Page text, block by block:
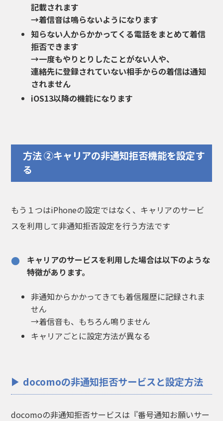
記載されます
→着信音は鳴らないようになります
知らない人からかかってくる電話をまとめて着信
拒否できます
→一度もやりとりしたことがない人や、
連絡先に登録されていない相手からの着信は通知
されません
iOS13以降の機能になります
方法 ②キャリアの非通知拒否機能を設定す
る
もう１つはiPhoneの設定ではなく、キャリアのサービ
スを利用して非通知拒否設定を行う方法です
キャリアのサービスを利用した場合は以下のような
特徴があります。
非通知からかかってきても着信履歴に記録されま
せん
→着信音も、もちろん鳴りません
キャリアごとに設定方法が異なる
docomoの非通知拒否サービスと設定方法
docomoの非通知拒否サービスは『番号通知お願いサー